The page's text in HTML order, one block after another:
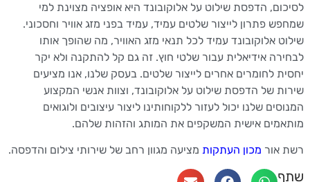
הדפסת שילוט על אלוקובונד היא אופציה מצוינת למי
פתרון לייצור שלטים עמיד, עמיד בפני מזג אוויר וחסכוני.
אלוקובונד עמיד לכל תנאי מזג האוויר, מה שהופך אותו
אידיאלית עבור שלטי חוץ. זה גם קל להתקנה ולא יקר
לחומרים אחרים לייצור שלטים. בעסק שלנו, אנו מציעים
של הדפסת שילוט על אלוקובונד, וצוות אנשי המקצוע
שלנו יכול לעזור ללקוחותינו ליצור עיצובים ולוגואים
אישית המשקפים את המותג והזהות שלהם.
אורמכון העתקותמציעה מגוון רחב של שירותי צילום והדפסה.